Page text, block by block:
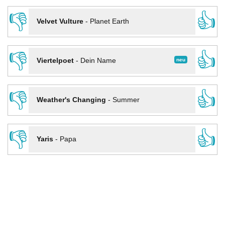
👎
Velvet Vulture- Planet Earth
👍
👎
neu
Viertelpoet- Dein Name
👍
👎
Weather's Changing - Summer
👍
👎
Yaris- Papa 👍